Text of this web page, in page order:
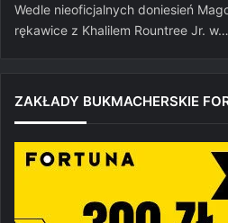
Wedle nieoficjalnych doniesień
rękawice z Khalilem Rountree Jr. w…
ZAKŁADY BUKMACHERSKIE